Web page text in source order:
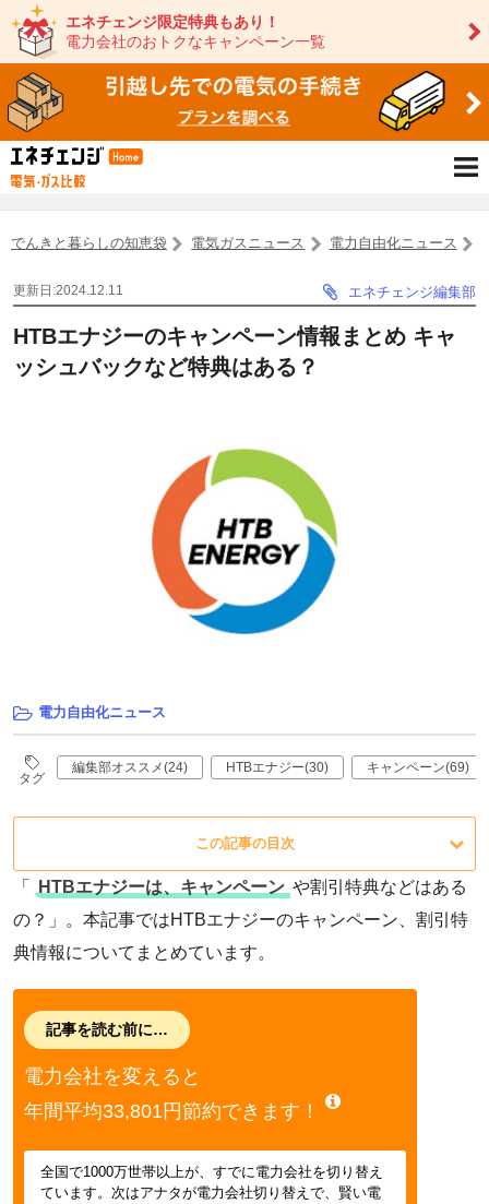
エネチェンジ限定特典もあり！
電力会社のおトクなキャンペーン一覧
でんきと暮らしの知恵袋 電気ガスニュース 電力自由化ニュース
更新日:2024.12.11 エネチェンジ編集部
HTBエナジーのキャンペーン情報まとめ キャ
ッシュバックなど特典はある？
電力自由化ニュース
タグ
編集部オススメ(24) HTBエナジー(30) キャンペーン(69)
この記事の目次
「 HTBエナジーは、キャンペーン や割引特典などはある
の？」。本記事ではHTBエナジーのキャンペーン、割引特
典情報についてまとめています。
記事を読む前に…
電力会社を変えると
年間平均33,801円節約できます！
全国で1000万世帯以上が、すでに電力会社を切り替え
ています。次はアナタが電力会社切り替えで、賢い電